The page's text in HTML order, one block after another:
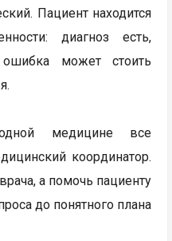
Пациент находится
диагноз есть,
может стоить
медицине все
координатор.
а помочь пациенту
до понятного плана